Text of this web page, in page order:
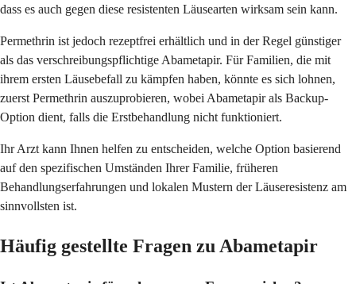
dass es auch gegen diese resistenten Läusearten wirksam sein kann.
Permethrin ist jedoch rezeptfrei erhältlich und in der Regel günstiger
als das verschreibungspflichtige Abametapir. Für Familien, die mit
ihrem ersten Läusebefall zu kämpfen haben, könnte es sich lohnen,
zuerst Permethrin auszuprobieren, wobei Abametapir als Backup-
Option dient, falls die Erstbehandlung nicht funktioniert.
Ihr Arzt kann Ihnen helfen zu entscheiden, welche Option basierend
auf den spezifischen Umständen Ihrer Familie, früheren
Behandlungserfahrungen und lokalen Mustern der Läuseresistenz am
sinnvollsten ist.
Häufig gestellte Fragen zu Abametapir